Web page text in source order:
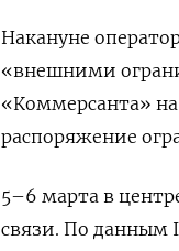
Накануне
«внешними
«Коммерсанта»
распоряжение
5–6 марта в
связи. По данным